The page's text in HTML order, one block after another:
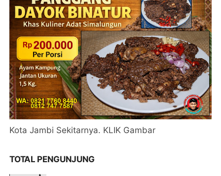
Kota Jambi Sekitarnya. KLIK Gambar
TOTAL PENGUNJUNG